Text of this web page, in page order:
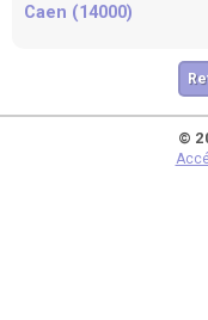
Caen (14000)
©